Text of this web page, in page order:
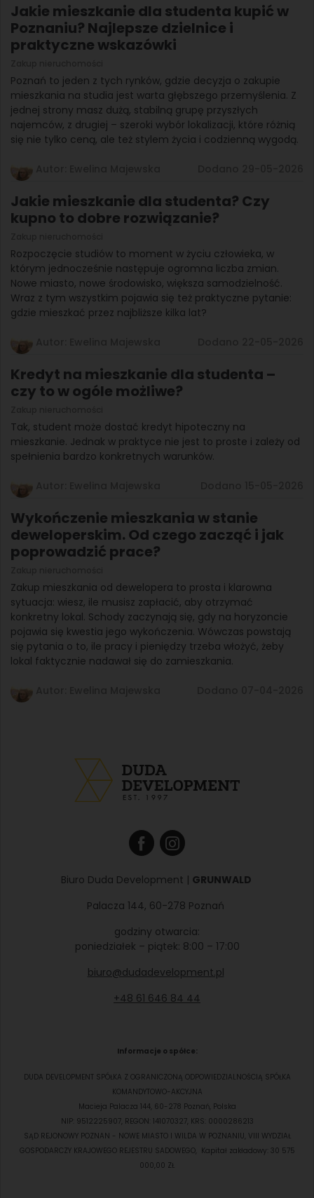
Jakie mieszkanie dla studenta kupić w
Poznaniu? Najlepsze dzielnice i
praktyczne wskazówki
Poznań to jeden z tych rynków, gdzie decyzja o zakupie
mieszkania na studia jest warta głębszego przemyślenia. Z
jednej strony masz dużą, stabilną grupę przyszłych
najemców, z drugiej – szeroki wybór lokalizacji, które różnią
się nie tylko ceną, ale też stylem życia i codzienną wygodą.
Jakie mieszkanie dla studenta? Czy
kupno to dobre rozwiązanie?
Rozpoczęcie studiów to moment w życiu człowieka, w
którym jednocześnie następuje ogromna liczba zmian.
Nowe miasto, nowe środowisko, większa samodzielność.
Wraz z tym wszystkim pojawia się też praktyczne pytanie:
gdzie mieszkać przez najbliższe kilka lat?
Kredyt na mieszkanie dla studenta –
czy to w ogóle możliwe?
Tak, student może dostać kredyt hipoteczny na
mieszkanie. Jednak w praktyce nie jest to proste i zależy od
spełnienia bardzo konkretnych warunków.
Wykończenie mieszkania w stanie
deweloperskim. Od czego zacząć i jak
poprowadzić prace?
Zakup mieszkania od dewelopera to prosta i klarowna
sytuacja: wiesz, ile musisz zapłacić, aby otrzymać
konkretny lokal. Schody zaczynają się, gdy na horyzoncie
pojawia się kwestia jego wykończenia. Wówczas powstają
się pytania o to, ile pracy i pieniędzy trzeba włożyć, żeby
lokal faktycznie nadawał się do zamieszkania.
Biuro Duda Development | GRUNWALD
Palacza 144, 60-278 Poznań
godziny otwarcia:
poniedziałek – piątek: 8:00 – 17:00
biuro@dudadevelopment.pl
+48 61 646 84 44
Informacje o spółce:
DUDA DEVELOPMENT SPÓŁKA Z OGRANICZONĄ ODPOWIEDZIALNOŚCIĄ SPÓŁKA
KOMANDYTOWO-AKCYJNA
Macieja Palacza 144, 60-278 Poznań, Polska
NIP: 9512225907, REGON: 141070327, KRS: 0000286213
SĄD REJONOWY POZNAN - NOWE MIASTO I WILDA W POZNANIU, VIII WYDZIAŁ
GOSPODARCZY KRAJOWEGO REJESTRU SADOWEGO, Kapitał zakładowy: 30 575
000,00 ZŁ